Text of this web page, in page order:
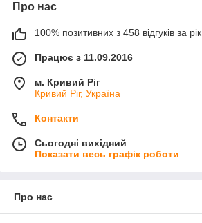
Про нас
100% позитивних з 458 відгуків за рік
Працює з 11.09.2016
м. Кривий Ріг
Кривий Ріг, Україна
Контакти
Сьогодні вихідний
Показати весь графік роботи
Про нас